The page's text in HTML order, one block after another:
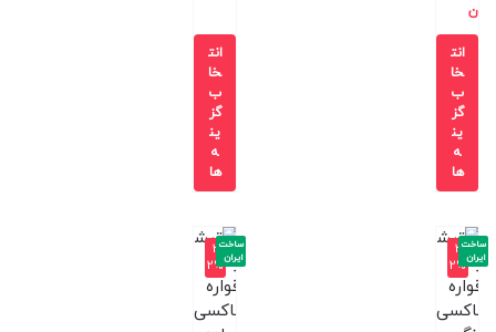
ن
انت
خا
ب
گز
ین
ه
ها
انت
خا
ب
گز
ین
ه
ها
-3
2%
ساخت
ایران
-3
2%
ساخت
ایران